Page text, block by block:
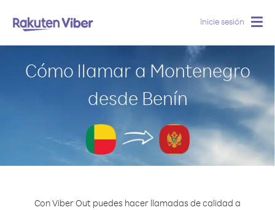
Inicie sesión
Cómo llamar a Montenegro
desde Benín
Con Viber Out puedes hacer llamadas de calidad a